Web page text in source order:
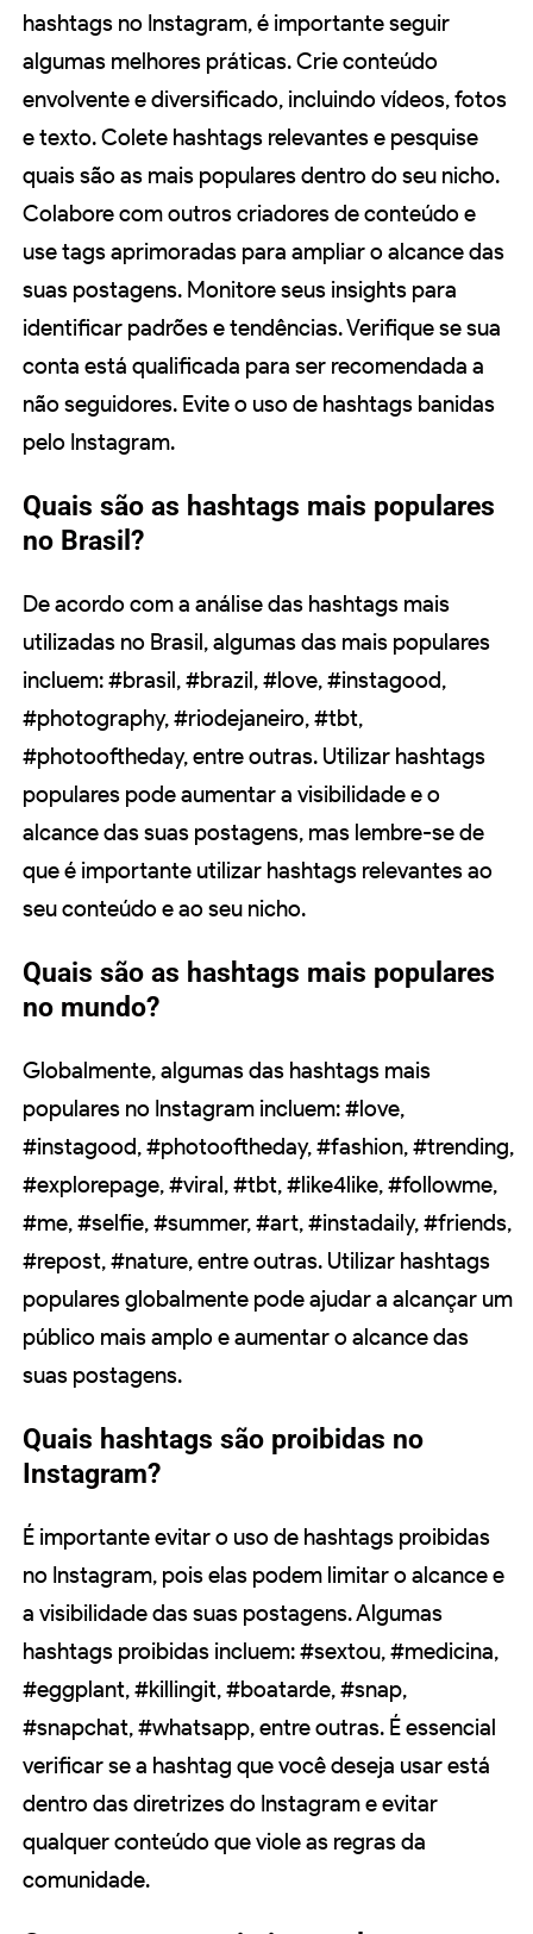
hashtags no Instagram, é importante seguir
algumas melhores práticas. Crie conteúdo
envolvente e diversificado, incluindo vídeos, fotos
e texto. Colete hashtags relevantes e pesquise
quais são as mais populares dentro do seu nicho.
Colabore com outros criadores de conteúdo e
use tags aprimoradas para ampliar o alcance das
suas postagens. Monitore seus insights para
identificar padrões e tendências. Verifique se sua
conta está qualificada para ser recomendada a
não seguidores. Evite o uso de hashtags banidas
pelo Instagram.
Quais são as hashtags mais populares
no Brasil?
De acordo com a análise das hashtags mais
utilizadas no Brasil, algumas das mais populares
incluem: #brasil, #brazil, #love, #instagood,
#photography, #riodejaneiro, #tbt,
#photooftheday, entre outras. Utilizar hashtags
populares pode aumentar a visibilidade e o
alcance das suas postagens, mas lembre-se de
que é importante utilizar hashtags relevantes ao
seu conteúdo e ao seu nicho.
Quais são as hashtags mais populares
no mundo?
Globalmente, algumas das hashtags mais
populares no Instagram incluem: #love,
#instagood, #photooftheday, #fashion, #trending,
#explorepage, #viral, #tbt, #like4like, #followme,
#me, #selfie, #summer, #art, #instadaily, #friends,
#repost, #nature, entre outras. Utilizar hashtags
populares globalmente pode ajudar a alcançar um
público mais amplo e aumentar o alcance das
suas postagens.
Quais hashtags são proibidas no
Instagram?
É importante evitar o uso de hashtags proibidas
no Instagram, pois elas podem limitar o alcance e
a visibilidade das suas postagens. Algumas
hashtags proibidas incluem: #sextou, #medicina,
#eggplant, #killingit, #boatarde, #snap,
#snapchat, #whatsapp, entre outras. É essencial
verificar se a hashtag que você deseja usar está
dentro das diretrizes do Instagram e evitar
qualquer conteúdo que viole as regras da
comunidade.